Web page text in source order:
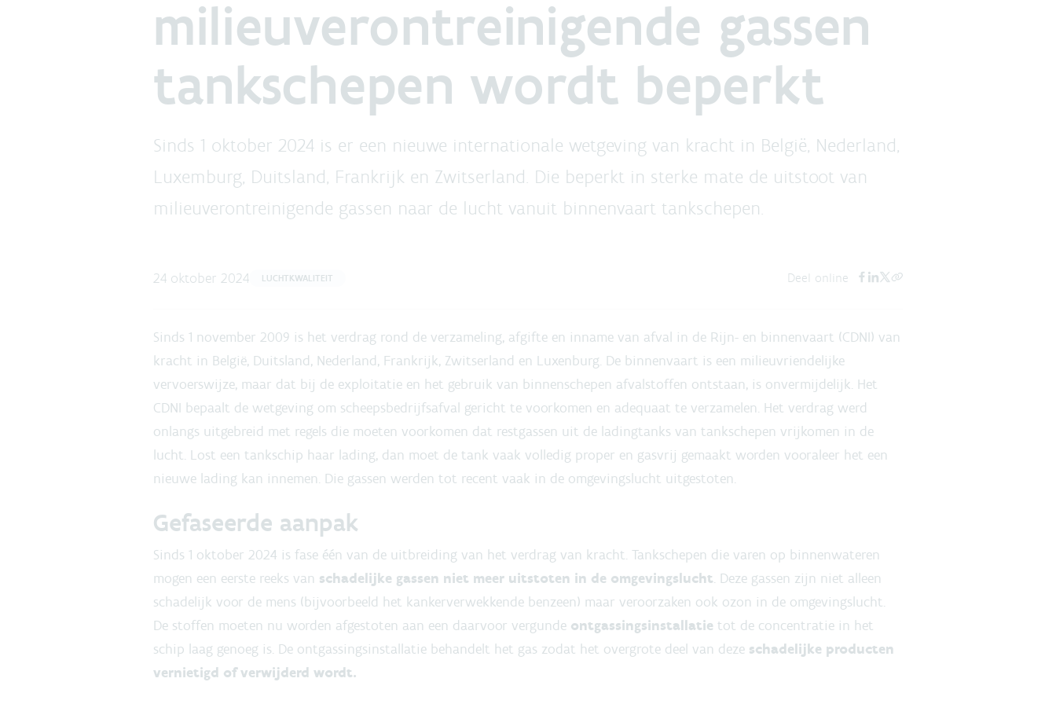
milieuverontreinigende gassen
tankschepen wordt beperkt
Sinds 1 oktober 2024 is er een nieuwe internationale wetgeving van kracht in België, Nederland,
Luxemburg, Duitsland, Frankrijk en Zwitserland. Die beperkt in sterke mate de uitstoot van
milieuverontreinigende gassen naar de lucht vanuit binnenvaart tankschepen.
24 oktober 2024 LUCHTKWALITEIT Deel online
Sinds 1 november 2009 is het verdrag rond de verzameling, afgifte en inname van afval in de Rijn- en binnenvaart (CDNI) van
kracht in België, Duitsland, Nederland, Frankrijk, Zwitserland en Luxenburg. De binnenvaart is een milieuvriendelijke
vervoerswijze, maar dat bij de exploitatie en het gebruik van binnenschepen afvalstoffen ontstaan, is onvermijdelijk. Het
CDNI bepaalt de wetgeving om scheepsbedrijfsafval gericht te voorkomen en adequaat te verzamelen. Het verdrag werd
onlangs uitgebreid met regels die moeten voorkomen dat restgassen uit de ladingtanks van tankschepen vrijkomen in de
lucht. Lost een tankschip haar lading, dan moet de tank vaak volledig proper en gasvrij gemaakt worden vooraleer het een
nieuwe lading kan innemen. Die gassen werden tot recent vaak in de omgevingslucht uitgestoten.
Gefaseerde aanpak
Sinds 1 oktober 2024 is fase één van de uitbreiding van het verdrag van kracht. Tankschepen die varen op binnenwateren
mogen een eerste reeks van schadelijke gassen niet meer uitstoten in de omgevingslucht. Deze gassen zijn niet alleen
schadelijk voor de mens (bijvoorbeeld het kankerverwekkende benzeen) maar veroorzaken ook ozon in de omgevingslucht.
De stoffen moeten nu worden afgestoten aan een daarvoor vergunde ontgassingsinstallatie tot de concentratie in het
schip laag genoeg is. De ontgassingsinstallatie behandelt het gas zodat het overgrote deel van deze schadelijke producten
vernietigd of verwijderd wordt.